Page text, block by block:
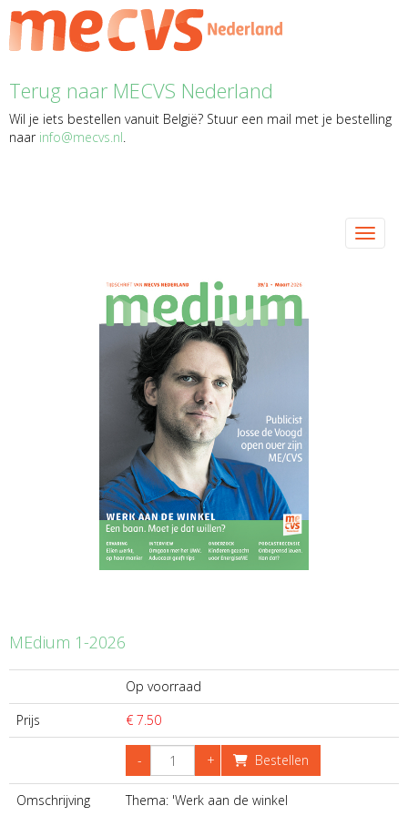
Terug naar MECVS Nederland
Wil je iets bestellen vanuit België? Stuur een mail met je bestelling
naar ofni@mecvs.nl.
Toggle
MEdium 1-2026
Op voorraad
Prijs
€ 7.50
- + Bestellen
Omschrijving Thema: 'Werk aan de winkel